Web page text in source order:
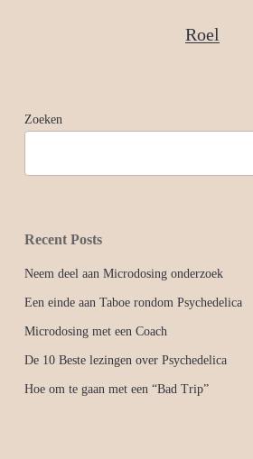
Roel
Zoeken
Recent Posts
Neem deel aan Microdosing onderzoek
Een einde aan Taboe rondom Psychedelica
Microdosing met een Coach
De 10 Beste lezingen over Psychedelica
Hoe om te gaan met een “Bad Trip”